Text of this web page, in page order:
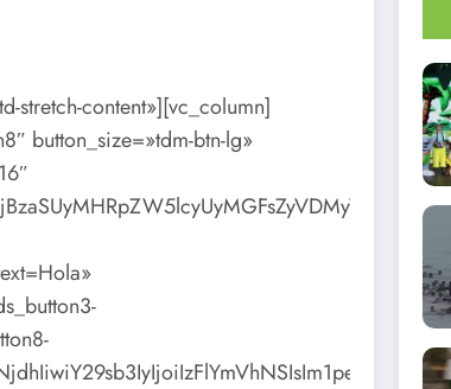
stretch-content»][vc_column]
button_size=»tdm-btn-lg»